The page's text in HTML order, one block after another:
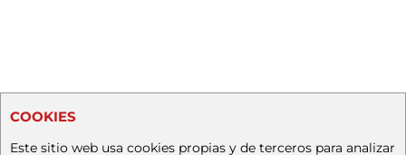
COOKIES
Este sitio web usa cookies propias y de terceros para analizar